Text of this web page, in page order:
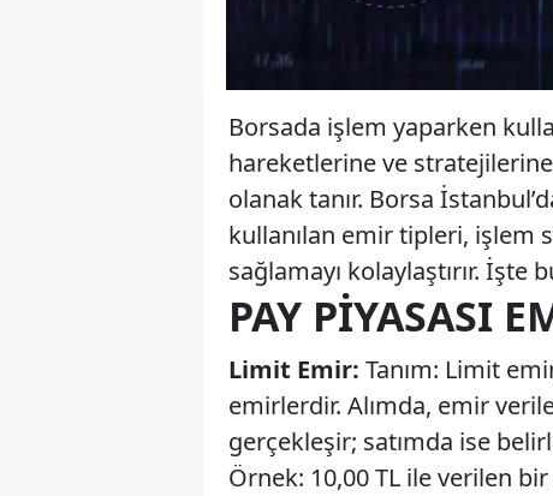
Borsada işlem yaparken
hareketlerine ve
olanak tanır. Borsa
kullanılan emir tipleri, işlem
sağlamayı kolaylaştırır.
PAY PIYASASI
Limit Emir: Tanım: Limit
emirlerdir. Alımda, emir
gerçekleşir; satımda ise
Örnek: 10,00 TL ile verilen